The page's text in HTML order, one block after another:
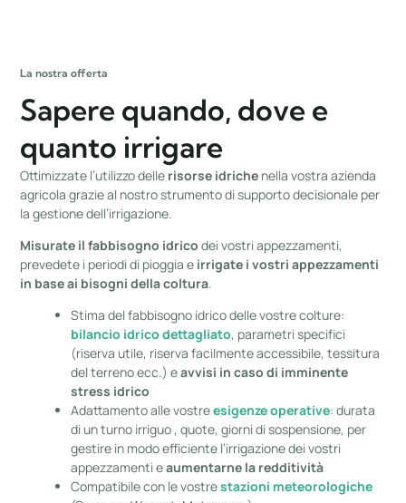
La nostra offerta
Sapere quando, dove e
quanto irrigare
Ottimizzate l’utilizzo delle risorse idriche nella vostra azienda
agricola grazie al nostro strumento di supporto decisionale per
la gestione dell’irrigazione.
Misurate il fabbisogno idrico dei vostri appezzamenti,
prevedete i periodi di pioggia e irrigate i vostri appezzamenti
in base ai bisogni della coltura.
Stima del fabbisogno idrico delle vostre colture:
bilancio idrico dettagliato, parametri specifici
(riserva utile, riserva facilmenteaccessibile,tessitura
del terrenoecc.) eavvisi in caso di imminente
stress idrico
Adattamento alle vostreesigenze operative: durata
di unturno irriguo, quote, giorni di sospensione, per
gestire in modo efficiente l’irrigazione dei vostri
appezzamenti eaumentarne la redditività
Compatibile con le vostrestazioni meteorologiche